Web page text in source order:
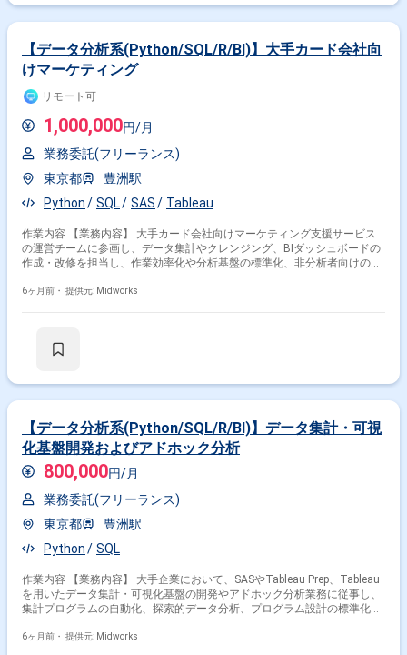
【データ分析系(Python/SQL/R/BI)】大手カード会社向
けマーケティング
リモート可
1,000,000円/月
業務委託(フリーランス)
東京都
豊洲駅
Python
SQL SAS Tableau
作業内容 【業務内容】 大手カード会社向けマーケティング支援サービス
の運営チームに参画し、データ集計やクレンジング、BIダッシュボードの
作成・改修を担当し、作業効率化や分析基盤の標準化、非分析者向けの活
ーティングを通じて意思決定を支援します。 【作業内容】 ・SAS・
作成、社内ドキュメント提供 ・Tableauを用いたダッシュボード作成・改
【稼働日数】週5日（11月は50?60％稼働） 【リモート日数】常駐
6ヶ月前・ 提供元: Midworks
【データ分析系(Python/SQL/R/BI)】データ集計・可視
化基盤開発およびアドホック分析
800,000円/月
業務委託(フリーランス)
東京都
豊洲駅
Python
SQL
作業内容 【業務内容】 大手企業において、SASやTableau Prep、Tableau
を用いたデータ集計・可視化基盤の開発やアドホック分析業務に従事し、
集計プログラムの自動化、探索的データ分析、プログラム設計の標準化、
行います。 【作業内容】 ・SAS・Tableau Prepを用いた集計プログラムの
6ヶ月前・ 提供元: Midworks